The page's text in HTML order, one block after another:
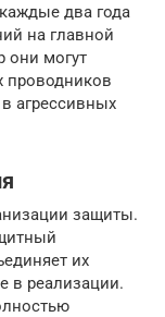
два года
на главной
они могут
проводников
агрессивных
защиты.
их
в реализации.